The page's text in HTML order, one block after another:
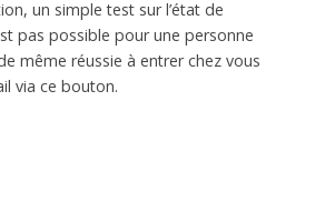
un simple test sur l’état de
pas possible pour une personne
même réussie à entrer chez vous
via ce bouton.